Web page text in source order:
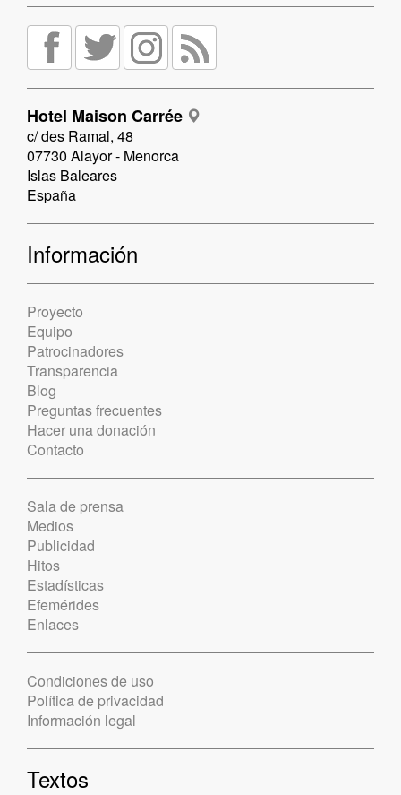
Hotel Maison Carrée
c/ des Ramal, 48
07730 Alayor - Menorca
Islas Baleares
España
Información
Proyecto
Equipo
Patrocinadores
Transparencia
Blog
Preguntas frecuentes
Hacer una donación
Contacto
Sala de prensa
Medios
Publicidad
Hitos
Estadísticas
Efemérides
Enlaces
Condiciones de uso
Política de privacidad
Información legal
Textos